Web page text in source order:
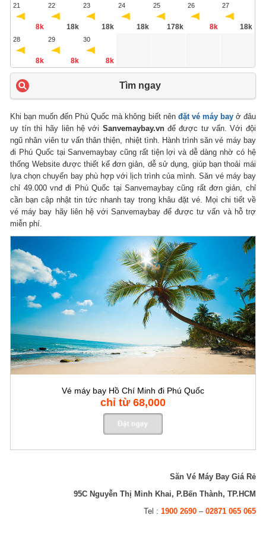
21
8k
22
18k
23
18k
24
18k
25
178k
26
8k
27
18k
28
8k
29
8k
30
8k
Tìm ngay
Khi bạn muốn đến Phú Quốc mà không biết nên đặt vé máy bayở đâu
uy tín thì hãy liên hệ với Sanvemaybay.vnđể được tư vấn. Với đội
ngũ nhân viên tư vấn thân thiện, nhiệt tình. Hành trình săn vé máy bay
đi Phú Quốc tại Sanvemaybay cũng rất tiện lợi và dễ dàng nhờ có hệ
thống Website được thiết kế đơn giản, dễ sử dụng, giúp bạn thoải mái
lựa chọn chuyến bay phù hợp với lịch trình của mình. Săn vé máy bay
chỉ 49.000 vnđ đi Phú Quốc tại Sanvemaybay cũng rất đơn giản, chỉ
cần bạn cập nhật tin tức nhanh tay trong khâu đặt vé. Mọi chi tiết về
vé máy bay hãy liên hệ với Sanvemaybay để được tư vấn và hỗ trợ
miễn phí.
Vé máy bay Hồ Chí Minh đi Phú Quốc
chỉ từ 68,000
Săn Vé Máy Bay Giá Rẻ
95C Nguyễn Thị Minh Khai, P.Bến Thành, TP.HCM
Tel : 1900 2690– 02871 065 065